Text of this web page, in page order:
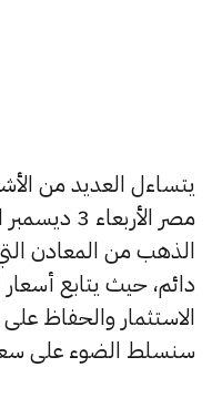
يتساءل العديد من
الذهب من المعادن
دائم، حيث يتابع
الاستثمار والحفاظ
سنسلط الضوء على